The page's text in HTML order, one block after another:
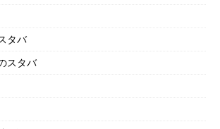
タバ
スタバ